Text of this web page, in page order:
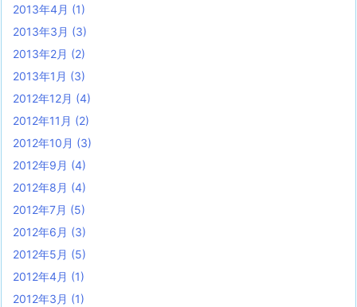
2013年4月 (1)
2013年3月 (3)
2013年2月 (2)
2013年1月 (3)
2012年12月 (4)
2012年11月 (2)
2012年10月 (3)
2012年9月 (4)
2012年8月 (4)
2012年7月 (5)
2012年6月 (3)
2012年5月 (5)
2012年4月 (1)
2012年3月 (1)